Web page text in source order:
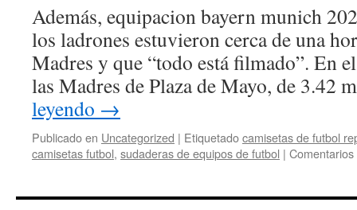
Además, equipacion bayern munich
los ladrones estuvieron cerca de una
Madres y que “todo está filmado”. En
las Madres de Plaza de Mayo, de
leyendo →
Publicado en Uncategorized | Etiquetadocamisetas de futbol
camisetas futbol, sudaderas de equipos de futbol |